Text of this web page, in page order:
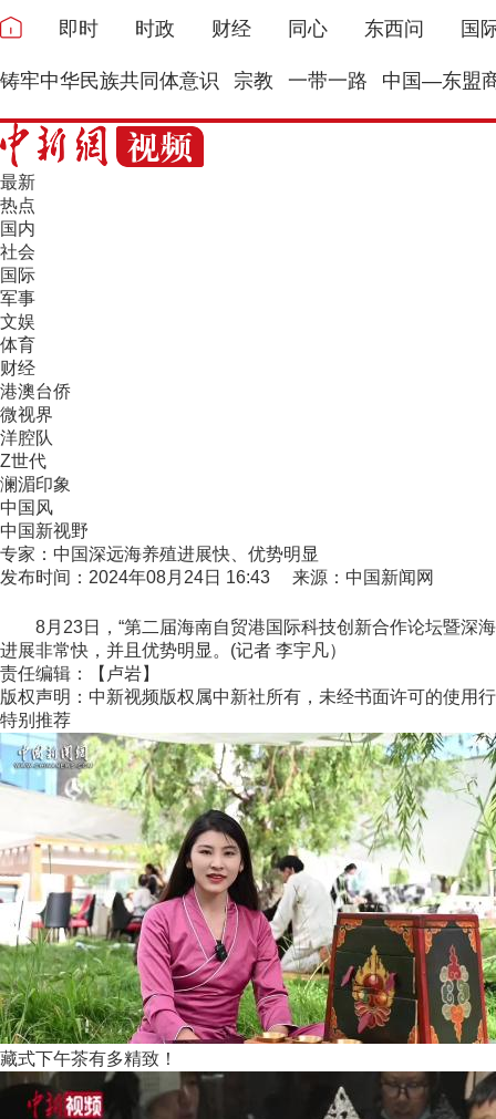
即时 时政 财经 同心 东西问 国
铸牢中华民族共同体意识 宗教 一带一路 中国—东盟
最新
热点
国内
社会
国际
军事
文娱
体育
财经
港澳台侨
微视界
洋腔队
Z世代
澜湄印象
中国风
中国新视野
专家：中国深远海养殖进展快、优势明显
发布时间：2024年08月24日 16:43 来源：中国新闻网
8月23日，“第二届海南自贸港国际科技创新合作论坛暨深海
进展非常快，并且优势明显。(记者 李宇凡）
责任编辑：【卢岩】
版权声明：中新视频版权属中新社所有，未经书面许可的使用
特别推荐
藏式下午茶有多精致！